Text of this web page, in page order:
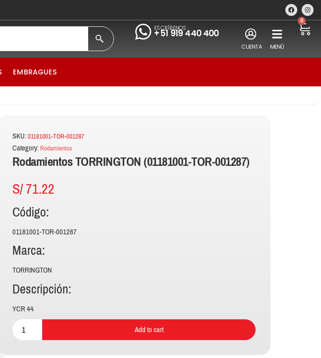
ESCRÍBENOS
+51 919 440 400
CUENTA MENÚ
0
EMBRAGUES
SKU:01181001-TOR-001287
Category: Rodamientos
Rodamientos TORRINGTON (01181001-TOR-001287)
S/71.22
Código:
01181001-TOR-001287
Marca:
TORRINGTON
Descripción:
YCR 44
Add to cart